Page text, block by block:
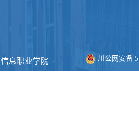
息职业学院 川公网安备